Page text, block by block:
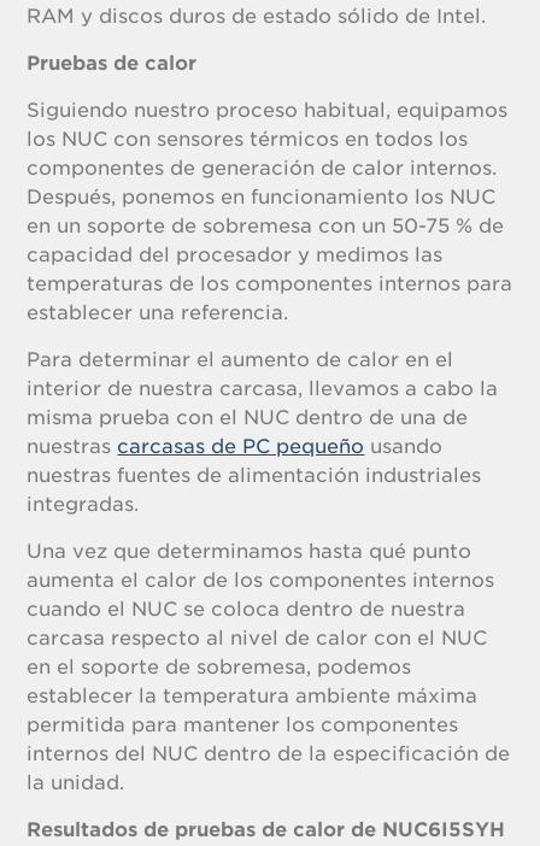
RAM y discos duros de estado sólido de Intel.
Pruebas de calor
Siguiendo nuestro proceso habitual, equipamos
los NUC con sensores térmicos en todos los
componentes de generación de calor internos.
Después, ponemos en funcionamiento los NUC
en un soporte de sobremesa con un 50-75 % de
capacidad del procesador y medimos las
temperaturas de los componentes internos para
establecer una referencia.
Para determinar el aumento de calor en el
interior de nuestra carcasa, llevamos a cabo la
misma prueba con el NUC dentro de una de
nuestras carcasas de PC pequeño usando
nuestras fuentes de alimentación industriales
integradas.
Una vez que determinamos hasta qué punto
aumenta el calor de los componentes internos
cuando el NUC se coloca dentro de nuestra
carcasa respecto al nivel de calor con el NUC
en el soporte de sobremesa, podemos
establecer la temperatura ambiente máxima
permitida para mantener los componentes
internos del NUC dentro de la especificación de
la unidad.
Resultados de pruebas de calor de NUC6I5SYH